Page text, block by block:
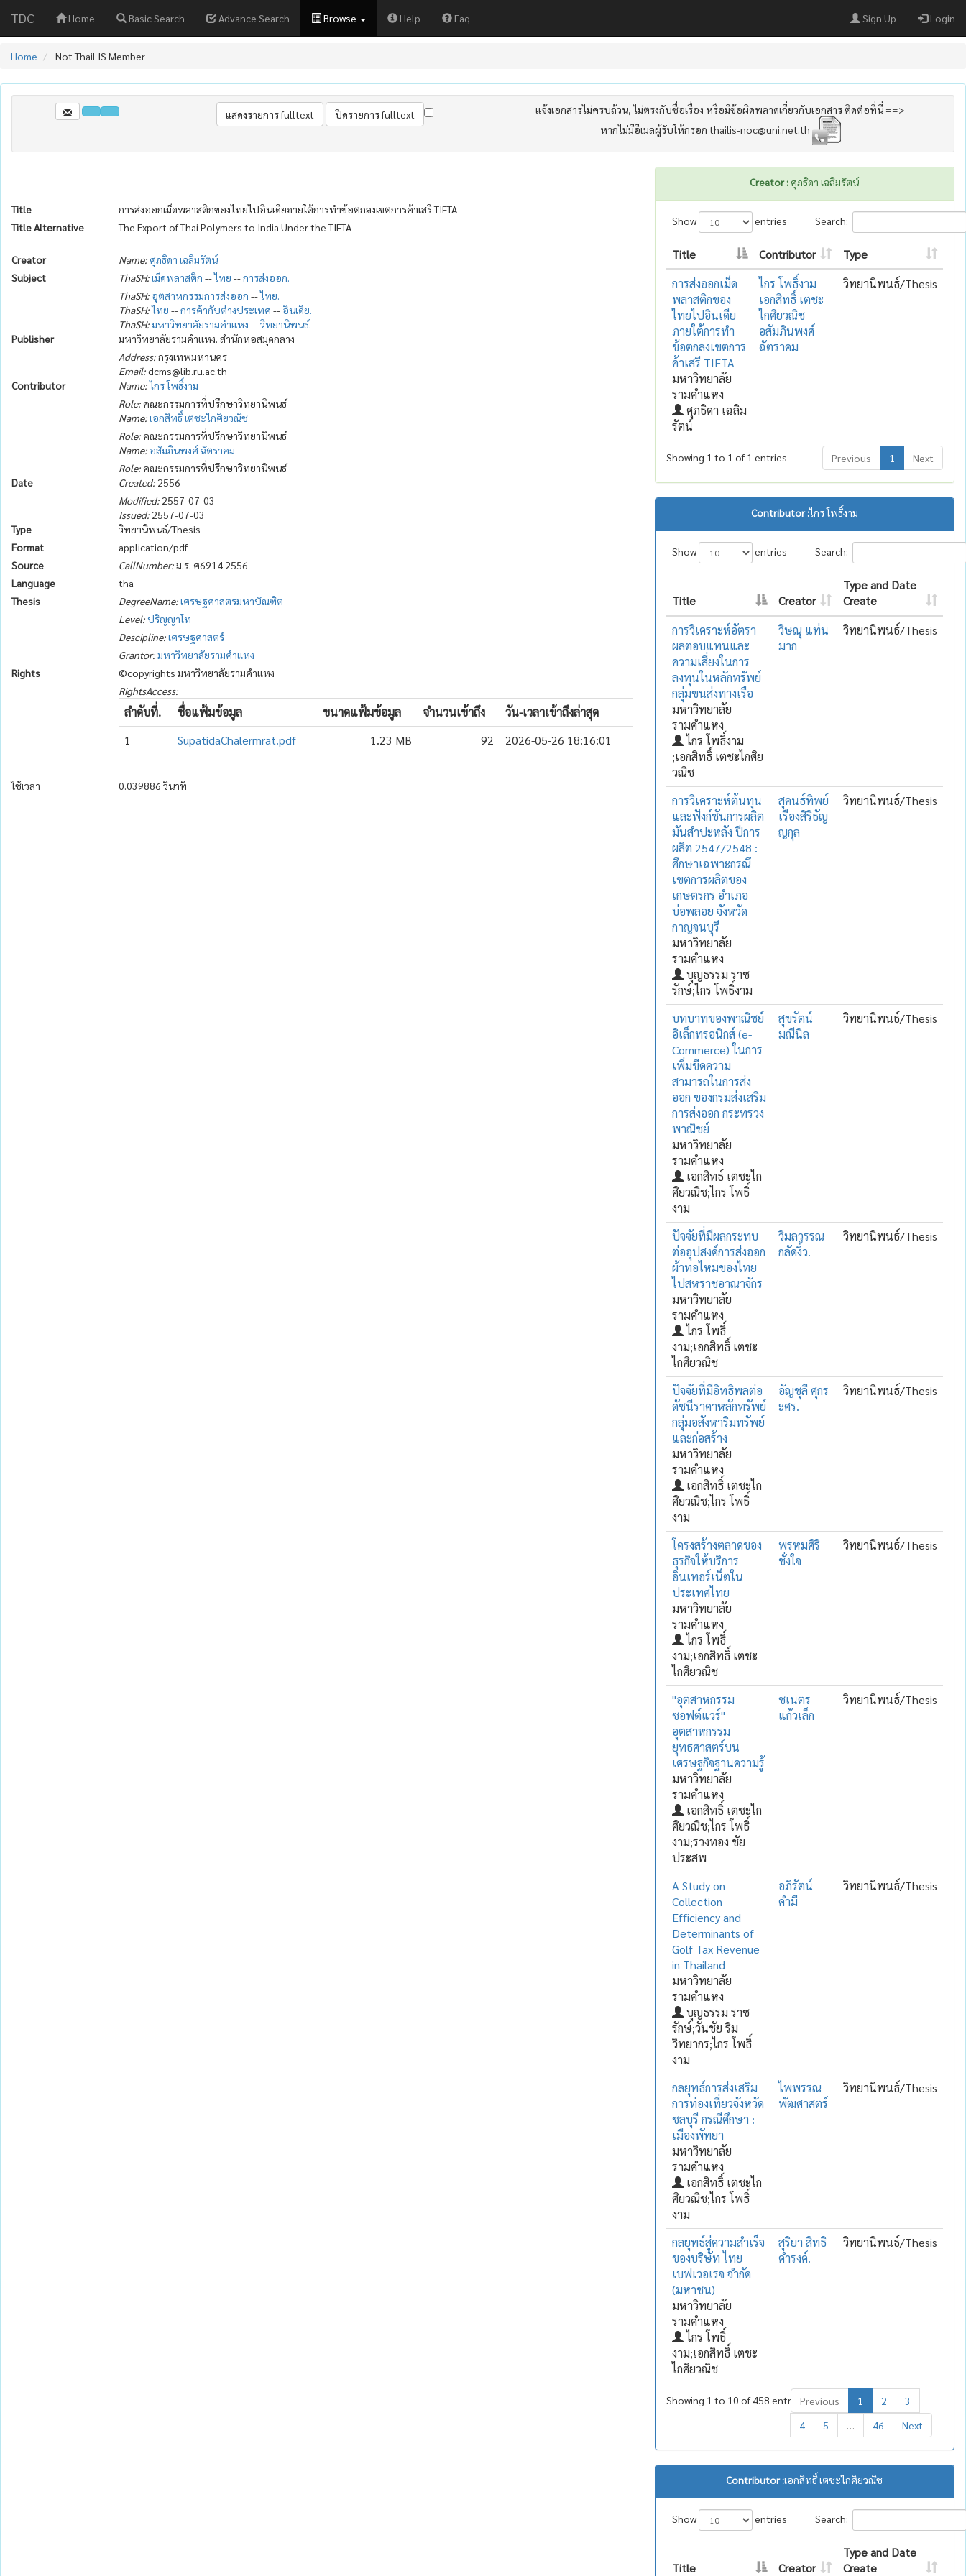
TDC Home Basic Search Advance Search Browse Help Faq Sign Up Login
Home Not ThaiLIS Member
แจ้งเอกสารไม่ครบถ้วน, ไม่ตรงกับชื่อเรื่อง หรือมีข้อผิดพลาดเกี่ยวกับเอกสาร ติดต่อที่นี่ ==>
หากไม่มีอีเมลผู้รับให้กรอก thailis-noc@uni.net.th
Title
การส่งออกเม็ดพลาสติกของไทยไปอินเดียภายใต้การทำข้อตกลงเขตการค้าเสรี TIFTA
Title Alternative
The Export of Thai Polymers to India Under the TIFTA
Creator Name: ศุภธิดา เฉลิมรัตน์
Subject
ThaSH:เม็ดพลาสติก --ไทย --การส่งออก.
ThaSH: อุตสาหกรรมการส่งออก --ไทย.
ThaSH:ไทย --การค้ากับต่างประเทศ -- อินเดีย.
ThaSH:มหาวิทยาลัยรามคำแหง --วิทยานิพนธ์.
Publisher
มหาวิทยาลัยรามคำแหง. สำนักหอสมุดกลาง
Address:กรุงเทพมหานคร
Email:dcms@lib.ru.ac.th
Contributor
Name:ไกร โพธิ์งาม
Role: คณะกรรมการที่ปรึกษาวิทยานิพนธ์
Name:เอกสิทธิ์ เตชะไกศิยวณิช
Role: คณะกรรมการที่ปรึกษาวิทยานิพนธ์
Name: อสัมภินพงศ์ ฉัตราคม
Role: คณะกรรมการที่ปรึกษาวิทยานิพนธ์
Date
Created: 2556
Modified: 2557-07-03
Issued: 2557-07-03
Type
วิทยานิพนธ์/Thesis
Format
application/pdf
Source
CallNumber:ม.ร. ศ6914 2556
Language
tha
Thesis
DegreeName:เศรษฐศาสตรมหาบัณฑิต
Level:ปริญญาโท
Descipline:เศรษฐศาสตร์
Grantor:มหาวิทยาลัยรามคำแหง
Rights
©copyrights มหาวิทยาลัยรามคำแหง
RightsAccess:
ลำดับที่. ชื่อแฟ้มข้อมูล ขนาดแฟ้มข้อมูล จำนวนเข้าถึง
วัน-เวลาเข้าถึงล่าสุด
1
SupatidaChalermrat.pdf 1.23 MB 92 2026-05-26 18:16:01
ใช้เวลา 0.039886 วินาที
Creator : ศุภธิดา เฉลิมรัตน์
Show entries Search:
Title Contributor
Type
การส่งออกเม็ด
พลาสติกของ
ไทยไปอินเดีย
ภายใต้การทำ
ข้อตกลงเขตการ
ค้าเสรี TIFTA
มหาวิทยาลัย
รามคำแหง
ศุภธิดา เฉลิม
รัตน์
ไกร โพธิ์งาม
เอกสิทธิ์ เตชะ
ไกศิยวณิช
อสัมภินพงศ์
ฉัตราคม
วิทยานิพนธ์/Thesis
Showing 1 to 1 of 1 entries Previous 1 Next
Contributor :ไกร โพธิ์งาม
Show entries Search:
Title Creator
Type and Date
Create
การวิเคราะห์อัตรา
ผลตอบแทนและ
ความเสี่ยงในการ
ลงทุนในหลักทรัพย์
กลุ่มขนส่งทางเรือ
มหาวิทยาลัย
รามคำแหง
ไกร โพธิ์งาม
;เอกสิทธิ์ เตชะไกศิย
วณิช
วิษณุ แท่น
มาก
วิทยานิพนธ์/Thesis
การวิเคราะห์ต้นทุน
และฟังก์ชันการผลิต
มันสำปะหลัง ปีการ
ผลิต 2547/2548 :
ศึกษาเฉพาะกรณึ
เขตการผลิตของ
เกษตรกร อำเภอ
บ่อพลอย จังหวัด
กาญจนบุรี
มหาวิทยาลัย
รามคำแหง
บุญธรรม ราช
รักษ์;ไกร โพธิ์งาม
สุคนธ์ทิพย์
เรืองสิริธัญ
ญกุล
วิทยานิพนธ์/Thesis
บทบาทของพาณิชย์
อิเล็กทรอนิกส์ (e-
Commerce) ในการ
เพิ่มขีดความ
สามารถในการส่ง
ออก ของกรมส่งเสริม
การส่งออก กระทรวง
พาณิชย์
มหาวิทยาลัย
รามคำแหง
เอกสิทธ์ เตชะไก
ศิยวณิช;ไกร โพธิ์
งาม
สุขรัตน์
มณีนิล
วิทยานิพนธ์/Thesis
ปัจจัยที่มีผลกระทบ
ต่ออุปสงค์การส่งออก
ผ้าทอไหมของไทย
ไปสหราชอาณาจักร
มหาวิทยาลัย
รามคำแหง
ไกร โพธิ์
งาม;เอกสิทธิ์ เตชะ
ไกศิยวณิช
วิมลวรรณ
กลัดงิ้ว.
วิทยานิพนธ์/Thesis
ปัจจัยที่มีอิทธิพลต่อ
ดัชนีราคาหลักทรัพย์
กลุ่มอสังหาริมทรัพย์
และก่อสร้าง
มหาวิทยาลัย
รามคำแหง
เอกสิทธิ์ เตชะไก
ศิยวณิช;ไกร โพธิ์
งาม
อัญชุลี ศุกร
ะศร.
วิทยานิพนธ์/Thesis
โครงสร้างตลาดของ
ธุรกิจให้บริการ
อินเทอร์เน็ตใน
ประเทศไทย
มหาวิทยาลัย
รามคำแหง
ไกร โพธิ์
งาม;เอกสิทธิ์ เตชะ
ไกศิยวณิช
พรหมศิริ
ชั่งใจ
วิทยานิพนธ์/Thesis
"อุตสาหกรรม
ซอฟต์แวร์"
อุตสาหกรรม
ยุทธศาสตร์บน
เศรษฐกิจฐานความรู้
มหาวิทยาลัย
รามคำแหง
เอกสิทธิ์ เตชะไก
ศิยวณิช;ไกร โพธิ์
งาม;รวงทอง ชัย
ประสพ
ชเนตร
แก้วเล็ก
วิทยานิพนธ์/Thesis
A Study on
Collection
Efficiency and
Determinants of
Golf Tax Revenue
in Thailand
มหาวิทยาลัย
รามคำแหง
บุญธรรม ราช
รักษ์;วันชัย ริม
วิทยากร;ไกร โพธิ์
งาม
อภิรัตน์
คำมี
วิทยานิพนธ์/Thesis
กลยุทธ์การส่งเสริม
การท่องเที่ยวจังหวัด
ชลบุรี กรณีศึกษา :
เมืองพัทยา
มหาวิทยาลัย
รามคำแหง
เอกสิทธิ์ เตชะไก
ศิยวณิช;ไกร โพธิ์
งาม
ไพพรรณ
พัฒศาสตร์
วิทยานิพนธ์/Thesis
กลยุทธ์สู่ความสำเร็จ
ของบริษัท ไทย
เบฟเวอเรจ จำกัด
(มหาชน)
มหาวิทยาลัย
รามคำแหง
ไกร โพธิ์
งาม;เอกสิทธิ์ เตชะ
ไกศิยวณิช
สุริยา สิทธิ
ดำรงค์.
วิทยานิพนธ์/Thesis
Showing 1 to 10 of 458 entriesPrevious 1 2
3
4
5 … 46 Next
Contributor :เอกสิทธิ์ เตชะไกศิยวณิช
Show entries Search:
Title Creator
Type and Date
Create